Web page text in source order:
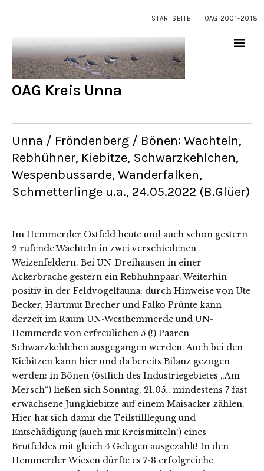
STARTSEITE OAG 2001-2018
OAG Kreis Unna
Unna / Fröndenberg / Bönen: Wachteln,
Rebhühner, Kiebitze, Schwarzkehlchen,
Wespenbussarde, Wanderfalken,
Schmetterlinge u.a., 24.05.2022 (B.Glüer)
Im Hemmerder Ostfeld heute und auch schon gestern
2 rufende Wachteln in zwei verschiedenen
Weizenfeldern. Bei UN-Dreihausen in einer
Ackerbrache gestern ein Rebhuhnpaar. Weiterhin
positiv in der Feldvogelfauna: durch Hinweise von Ute
Becker, Hartmut Brecher und Falko Prünte kann
derzeit im Raum UN-Westhemmerde und UN-
Hemmerde von erfreulichen 5 (!) Paaren
Schwarzkehlchen ausgegangen werden. Auch bei den
Kiebitzen kann hier und da bereits Bilanz gezogen
werden: in Bönen (östlich des Industriegebietes „Am
Mersch“) ließen sich Sonntag, 21.05., mindestens 7 fast
erwachsene Jungkiebitze auf einem Maisacker zählen.
Hier hat sich damit die Teilstilllegung und
Entschädigung (auch mit Kreismitteln!) eines
Brutfeldes mit gleich 4 Gelegen ausgezahlt! In den
Hemmerder Wiesen dürfte es 7-8 erfolgreiche